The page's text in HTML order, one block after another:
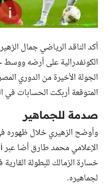
أكد الناقد الرياضي جمال
الكونفدرالية على أرضه ووسط
الجولة الأخيرة من الدوري
المتوقعة أربكت الحسابات
صدمة للجماهير
وأوضح الزهيري خلال ظهوره
خسارة الزمالك للبطولة
لجماهيره.